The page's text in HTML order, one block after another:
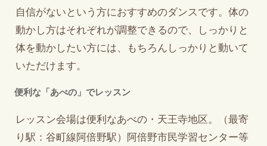
自信がないという方におすすめのダンスです。体の
動かし方はそれぞれが調整できるので、しっかりと
体を動かしたい方には、もちろんしっかりと動いて
いただけます。
便利な「あべの」でレッスン
レッスン会場は便利なあべの・天王寺地区。（最寄
り駅：谷町線阿倍野駅）阿倍野市民学習センター等